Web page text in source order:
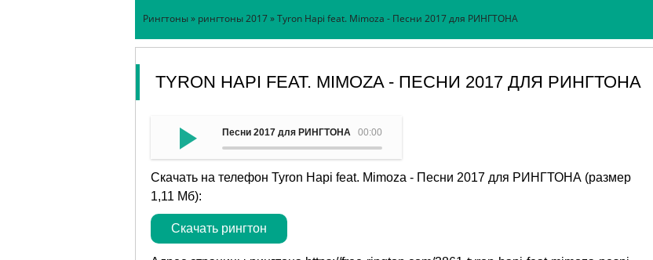
Рингтоны» рингтоны 2017» Tyron Hapi feat. Mimoza - Песни 2017 для РИНГТОНА
TYRON HAPI FEAT. MIMOZA - ПЕСНИ 2017 ДЛЯ РИНГТОНА
00:00
Песни 2017 для РИНГТОНА - Tyron Hapi feat. Mimoza
Скачать на телефон Tyron Hapi feat. Mimoza - Песни 2017 для РИНГТОНА (размер
1,11 Мб):
Скачать рингтон